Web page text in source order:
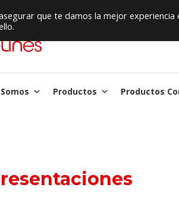
Productos Productos
que te damos la mejor